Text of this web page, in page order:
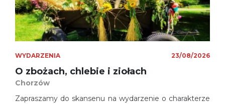
WYDARZENIA 23/08/2026
O zbożach, chlebie i ziołach
Chorzów
Zapraszamy do skansenu na wydarzenie o charakterze